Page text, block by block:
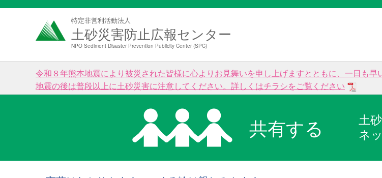
特定非営利活動法人
土砂災害防止広報センター
NPO Sediment Disaster Prevention Publicity Center (SPC)
令和８年熊本地震により被災された皆様に心よりお見舞いを申し上げますとともに、一日も早
地震の後は普段以上に土砂災害に注意してください。詳しくはチラシをご覧ください
共有する
土
ネ